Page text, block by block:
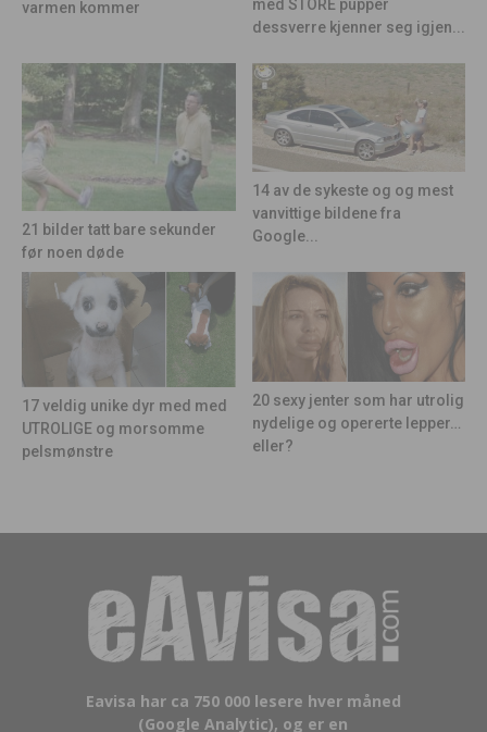
varmen kommer
med STORE pupper
dessverre kjenner seg igjen...
21 bilder tatt bare sekunder
før noen døde
14 av de sykeste og og mest
vanvittige bildene fra
Google...
17 veldig unike dyr med med
UTROLIGE og morsomme
pelsmønstre
20 sexy jenter som har utrolig
nydelige og opererte lepper…
eller?
Eavisa har ca 750 000 lesere hver måned
(Google Analytic), og er en